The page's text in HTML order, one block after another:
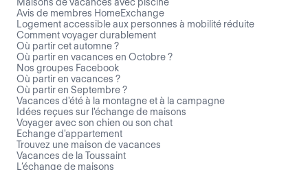
Avis de membres HomeExchange
Logement accessible aux personnes à mobilité réduite
Comment voyager durablement
Où partir cet automne ?
Où partir en vacances en Octobre ?
Nos groupes Facebook
Où partir en vacances ?
Où partir en Septembre ?
Vacances d'été à la montagne et à la campagne
Idées reçues sur l'échange de maisons
Voyager avec son chien ou son chat
Echange d'appartement
Trouvez une maison de vacances
Vacances de la Toussaint
L’échange de maisons